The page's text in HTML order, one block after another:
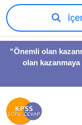
“Önemli olan
olan